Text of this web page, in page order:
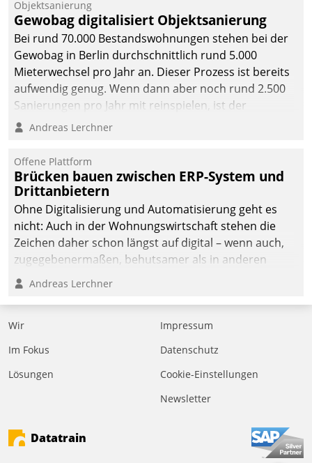
Objektsanierung
Gewobag digitalisiert Objektsanierung
Bei rund 70.000 Bestandswohnungen stehen bei der
Gewobag in Berlin durchschnittlich rund 5.000
Mieterwechsel pro Jahr an. Dieser Prozess ist bereits
aufwendig genug. Wenn dann aber noch rund 2.500
Sanierungen pro Jahr mit reinspielen, ist der
Betreuungs- und Organisationsaufwand immens. Im
kommunale Wohnungsbauunternehmen daher
gemeinsam mit der Berliner Datatrain GmbH den
Teilprozess der Objektsanierung digitalisiert.
Andreas Lerchner
Offene Plattform
Brücken bauen zwischen ERP-System und
Drittanbietern
Ohne Digitalisierung und Automatisierung geht es
nicht: Auch in der Wohnungswirtschaft stehen die
Zeichen daher schon längst auf digital – wenn auch,
zugegebenermaßen, behutsamer als in anderen
Branchen.
Andreas Lerchner
Wir
Im Fokus
Lösungen
Impressum
Datenschutz
Cookie-Einstellungen
Newsletter
Datatrain